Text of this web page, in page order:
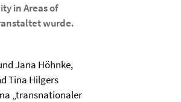
in Areas of
wurde.
Jana Höhnke,
Tina Hilgers
„transnationaler